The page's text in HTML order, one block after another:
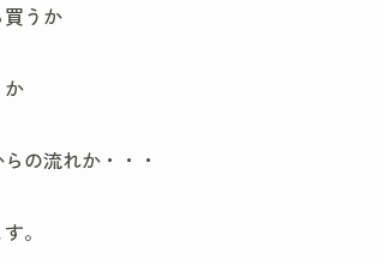
うか
の流れか・・・
。